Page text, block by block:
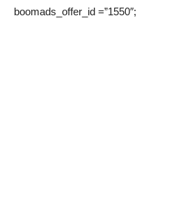
boomads_offer_id =”1550″;